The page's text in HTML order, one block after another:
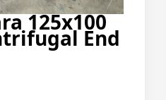
125x100
End